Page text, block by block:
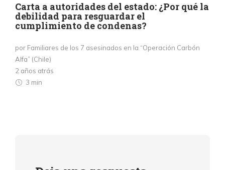
Carta a autoridades del estado: ¿Por qué la
debilidad para resguardar el
cumplimiento de condenas?
por Familiares de los 7 asesinados en la “Operación Carbón
Alfa” (Chile)
2 años atrás
3 min